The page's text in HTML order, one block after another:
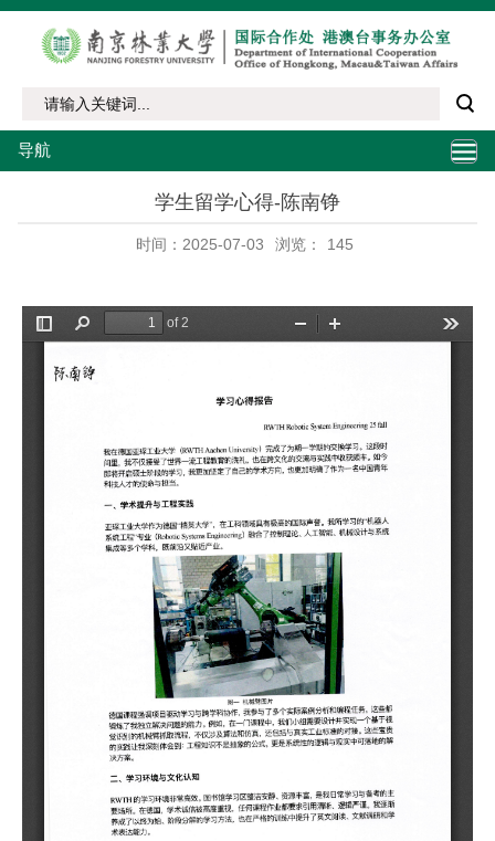
导航
学生留学心得-陈南铮
时间：2025-07-03 浏览： 145